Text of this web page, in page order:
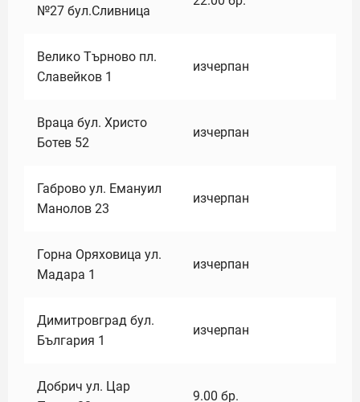
№27 бул.Сливница
Велико Търново пл.
Славейков 1
изчерпан
Враца бул. Христо
Ботев 52
изчерпан
Габрово ул. Емануил
Манолов 23
изчерпан
Горна Оряховица ул.
Мадара 1
изчерпан
Димитровград бул.
България 1
изчерпан
Добрич ул. Цар
9.00 бр.